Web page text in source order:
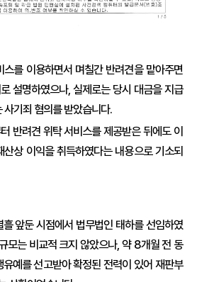
를 이용하면서 며칠간 반려견을 맡아주면
설명하였으나, 실제로는 당시 대금을 지급
기죄 혐의를 받았습니다.
반려견 위탁 서비스를 제공받은 뒤에도 이
상 이익을 취득하였다는 내용으로 기소되
앞둔 시점에서 법무법인 태하를 선임하였
모는 비교적 크지 않았으나, 약 8개월 전 동
예를 선고받아 확정된 전력이 있어 재판부